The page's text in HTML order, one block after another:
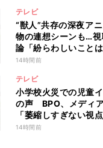
テレビ
“獣人”共存の深夜ア
物の連想シーンも…
論「紛らわしいこと
が」
14時間前
テレビ
小学校火災での児童
の声 BPO、メディ
「萎縮しすぎない視
14時間前